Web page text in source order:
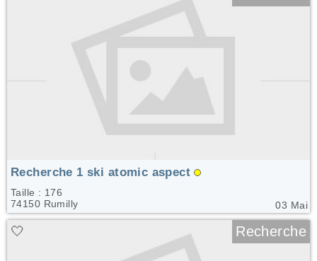
03 Mai
Recherche 1 ski atomic aspect
Taille : 176
74150 Rumilly
🤍 Recherche